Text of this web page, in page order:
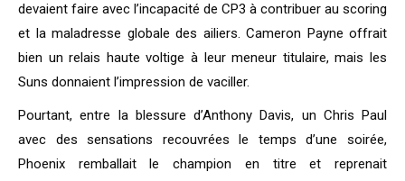
devaient faire avec l’incapacité de CP3 à contribuer au scoring
et la maladresse globale des ailiers. Cameron Payne offrait
bien un relais haute voltige à leur meneur titulaire, mais les
Suns donnaient l’impression de vaciller.
Pourtant, entre la blessure d’Anthony Davis, un Chris Paul
avec des sensations recouvrées le temps d’une soirée,
Phoenix remballait le champion en titre et reprenait